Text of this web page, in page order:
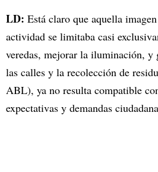
LD: Está claro que aquella
actividad se limitaba casi
veredas, mejorar la iluminación, y
las calles y la recolección de
ABL), ya no resulta compatible
expectativas y demandas